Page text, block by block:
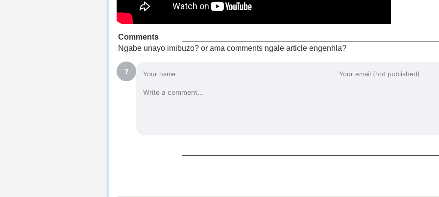
Comments
Ngabe unayo imibuzo? or ama comments ngale article engenhla?
?